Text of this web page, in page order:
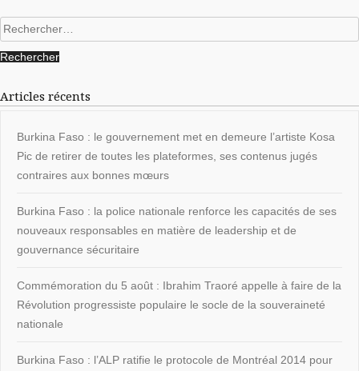
Rechercher :
Articles récents
Burkina Faso : le gouvernement met en demeure l’artiste Kosa
Pic de retirer de toutes les plateformes, ses contenus jugés
contraires aux bonnes mœurs
Burkina Faso : la police nationale renforce les capacités de ses
nouveaux responsables en matière de leadership et de
gouvernance sécuritaire
Commémoration du 5 août : Ibrahim Traoré appelle à faire de la
Révolution progressiste populaire le socle de la souveraineté
nationale
Burkina Faso : l’ALP ratifie le protocole de Montréal 2014 pour